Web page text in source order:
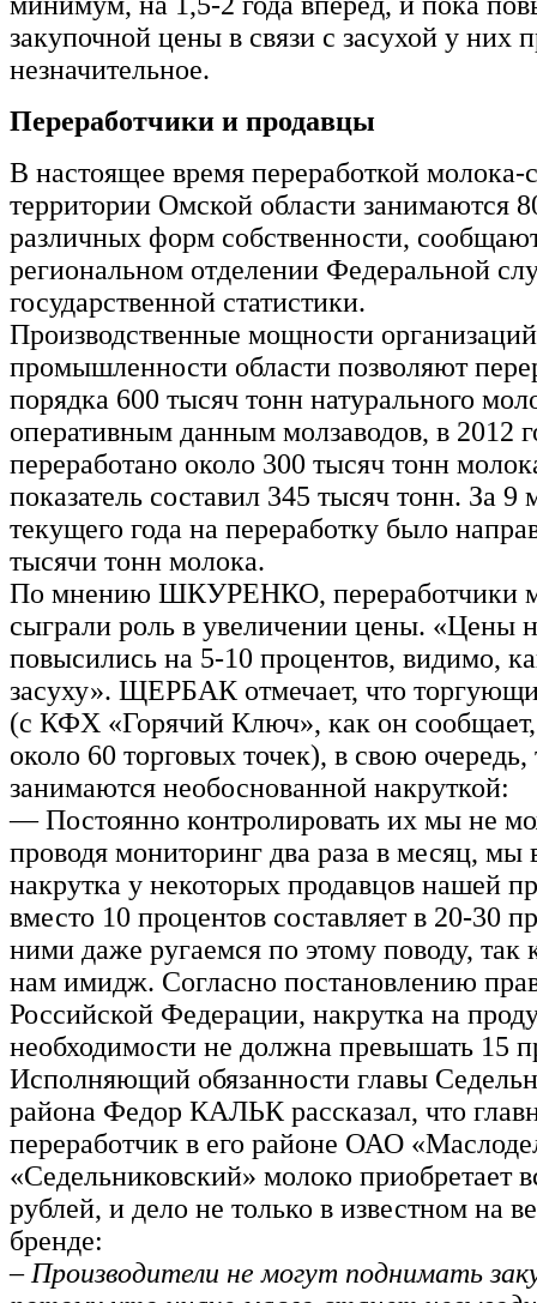
закупочной цены в связи с засухой у них
незначительное.
Переработчики и продавцы
В настоящее время переработкой молока-
территории Омской области занимаются
различных форм собственности,
региональном отделении Федеральной
государственной статистики.
Производственные мощности
промышленности области позволяют
порядка 600 тысяч тонн натурального
оперативным данным молзаводов, в 2012
переработано около 300 тысяч тонн
показатель составил 345 тысяч тонн. За 9
текущего года на переработку было
тысячи тонн молока.
По мнению ШКУРЕНКО, переработчики
сыграли роль в увеличении цены. «Цены
повысились на 5-10 процентов, видимо,
засуху». ЩЕРБАК отмечает, что
(с КФХ «Горячий Ключ», как он сообщает,
около 60 торговых точек), в свою очередь,
занимаются необоснованной накруткой:
— Постоянно контролировать их мы не
проводя мониторинг два раза в месяц, мы
накрутка у некоторых продавцов нашей
вместо 10 процентов составляет в 20-30
ними даже ругаемся по этому поводу, так
нам имидж. Согласно постановлению
Российской Федерации, накрутка на
необходимости не должна превышать 15
Исполняющий обязанности главы
района Федор КАЛЬК рассказал, что
переработчик в его районе ОАО
«Седельниковский» молоко приобретает
рублей, и дело не только в известном на
бренде:
– Производители не могут поднимать